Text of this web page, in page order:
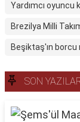
Yardımcı oyuncu
Brezilya Milli
Beşiktaş'ın borcu
SON